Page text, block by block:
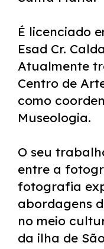
É licenciado
Esad Cr.
Atualmente
Centro de
como
Museologia.
O seu
entre a
fotografia
abordagens
no meio
da ilha de